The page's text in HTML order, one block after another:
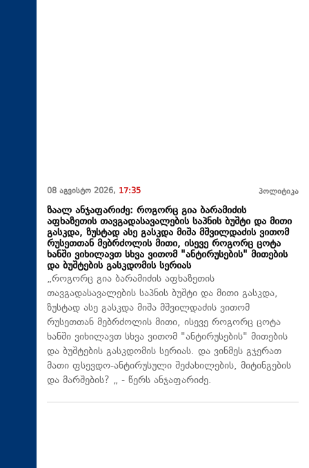
08 აგვისტო 2026, 17:35 პოლიტიკა
ზაალ ანჯაფარიძე: როგორც გია ბარამიძის
აფხაზეთის თავგადასავალების საპნის ბუშტი და მითი
გასკდა, ზუსტად ასე გასკდა მიშა მშვილდაძის ვითომ
რუსეთთან მებრძოლის მითი, ისევე როგორც ცოტა
ხანში ვიხილავთ სხვა ვითომ "ანტირუსების" მითების
და ბუშტების გასკდომის სერიას
„როგორც გია ბარამიძის აფხაზეთის
თავგადასავალების საპნის ბუშტი და მითი გასკდა,
ზუსტად ასე გასკდა მიშა მშვილდაძის ვითომ
რუსეთთან მებრძოლის მითი, ისევე როგორც ცოტა
ხანში ვიხილავთ სხვა ვითომ "ანტირუსების" მითების
და ბუშტების გასკდომის სერიას. და ვინმეს გჯერათ
მათი ფსევდო-ანტირუსული შეძახილების, მიტინგების
და მარშების? „ - წერს ანჯაფარიძე.